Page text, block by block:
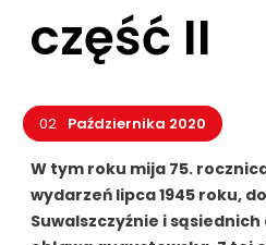
część II
02 Października 2020
W tym roku mija 75.
wydarzeń lipca 1945 roku,
Suwalszczyźnie i